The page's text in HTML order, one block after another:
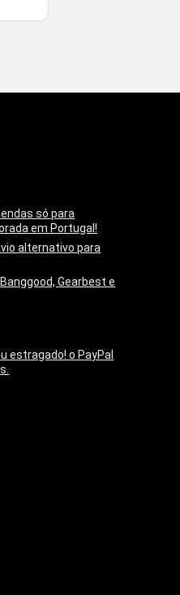
só para
em Portugal!
alternativo para
Gearbest e
estragado! o PayPal